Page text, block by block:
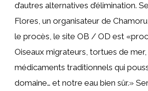
d’autres alternatives d’élimination.
Flores, un organisateur de
le procès, le site OB / OD est
Oiseaux migrateurs, tortues de mer,
médicaments traditionnels qui
domaine… et notre eau bien sûr.»